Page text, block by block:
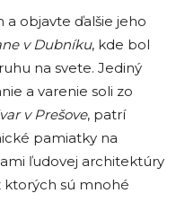
objavte ďalšie jeho
v Dubníku, kde bol
na svete. Jediný
a varenie soli zo
v Prešove, patrí
pamiatky na
ľudovej architektúry
ktorých sú mnohé